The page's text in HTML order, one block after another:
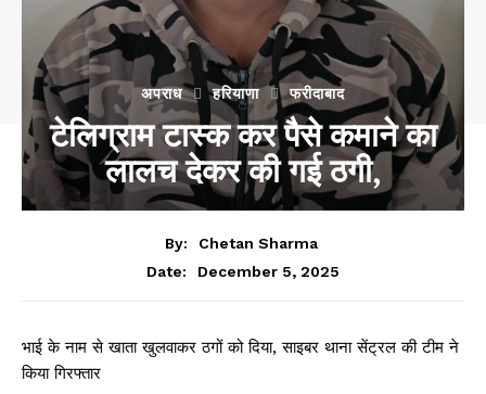
अपराध हरियाणा फरीदाबाद
टेलिग्राम टास्क कर पैसे कमाने का
लालच देकर की गई ठगी,
By:
Chetan Sharma
Date:
December 5, 2025
भाई के नाम से खाता खुलवाकर ठगों को दिया, साइबर थाना सेंट्रल की टीम ने
किया गिरफ्तार